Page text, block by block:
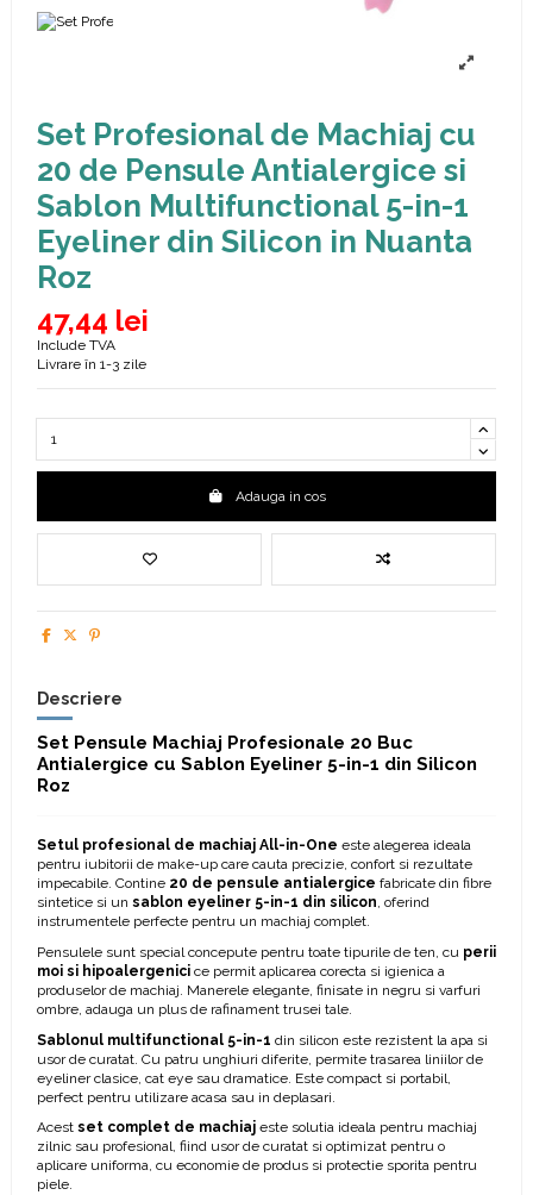
Set Profesional de Machiaj cu
20 de Pensule Antialergice si
Sablon Multifunctional 5-in-1
Eyeliner din Silicon in Nuanta
Roz
47,44 lei
Include TVA
Livrare în 1-3 zile
Adauga in cos
Descriere
Set Pensule Machiaj Profesionale 20 Buc
Antialergice cu Sablon Eyeliner 5-in-1 din Silicon
Roz
Setul profesional de machiaj All-in-One este alegerea ideala
pentru iubitorii de make-up care cauta precizie, confort si rezultate
impecabile. Contine 20 de pensule antialergice fabricate din fibre
sintetice si un sablon eyeliner 5-in-1 din silicon, oferind
instrumentele perfecte pentru un machiaj complet.
Pensulele sunt special concepute pentru toate tipurile de ten, cu perii
moi si hipoalergenici ce permit aplicarea corecta si igienica a
produselor de machiaj. Manerele elegante, finisate in negru si varfuri
ombre, adauga un plus de rafinament trusei tale.
Sablonul multifunctional 5-in-1 din silicon este rezistent la apa si
usor de curatat. Cu patru unghiuri diferite, permite trasarea liniilor de
eyeliner clasice, cat eye sau dramatice. Este compact si portabil,
perfect pentru utilizare acasa sau in deplasari.
Acest set complet de machiaj este solutia ideala pentru machiaj
zilnic sau profesional, fiind usor de curatat si optimizat pentru o
aplicare uniforma, cu economie de produs si protectie sporita pentru
piele.